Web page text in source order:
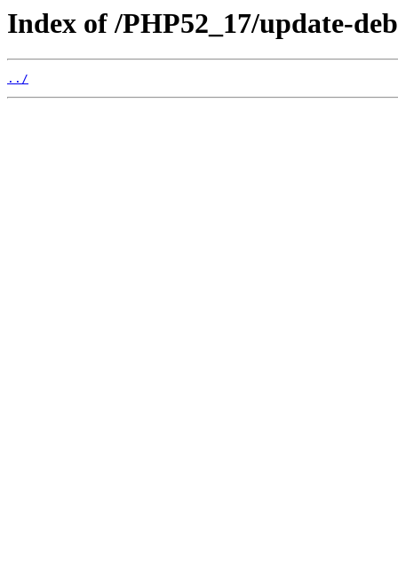
Index of /PHP52_17/update-
../